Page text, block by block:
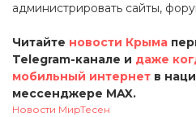
администрировать сайты,
Читайте новости Крыма
Telegram-канале и даже
мобильный интернет в
мессенджере MAX.
Новости МирТесен